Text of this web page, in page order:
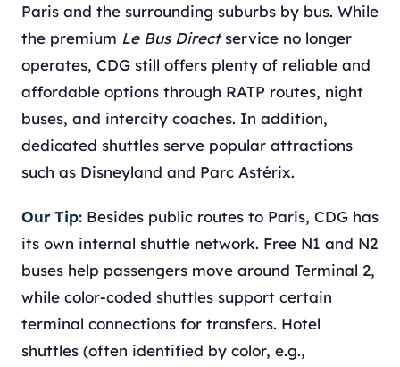
Paris and the surrounding suburbs by bus. While
the premium Le Bus Directservice no longer
operates, CDG still offers plenty of reliable and
affordable options through RATP routes, night
buses, and intercity coaches. In addition,
dedicated shuttles serve popular attractions
such as Disneyland and Parc Astérix.
Our Tip: Besides public routes to Paris, CDG has
its own internal shuttle network. Free N1 and N2
buses help passengers move around Terminal 2,
while color-coded shuttles support certain
terminal connections for transfers. Hotel
shuttles (often identified by color, e.g.,